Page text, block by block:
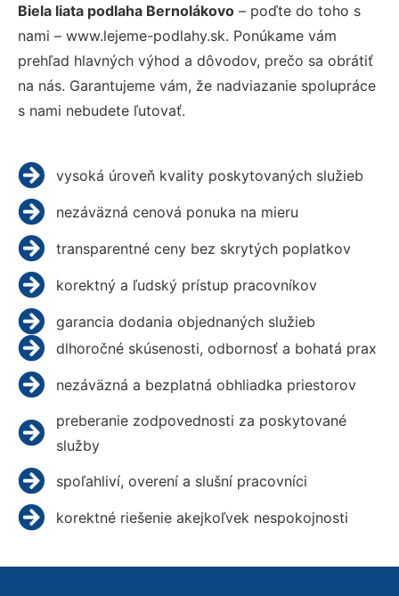
Biela liata podlaha Bernolákovo – poďte do toho s
nami – www.lejeme-podlahy.sk. Ponúkame vám
prehľad hlavných výhod a dôvodov, prečo sa obrátiť
na nás. Garantujeme vám, že nadviazanie spolupráce
s nami nebudete ľutovať.
vysoká úroveň kvality poskytovaných služieb
nezáväzná cenová ponuka na mieru
transparentné ceny bez skrytých poplatkov
korektný a ľudský prístup pracovníkov
garancia dodania objednaných služieb
dlhoročné skúsenosti, odbornosť a bohatá prax
nezáväzná a bezplatná obhliadka priestorov
preberanie zodpovednosti za poskytované
služby
spoľahliví, overení a slušní pracovníci
korektné riešenie akejkoľvek nespokojnosti